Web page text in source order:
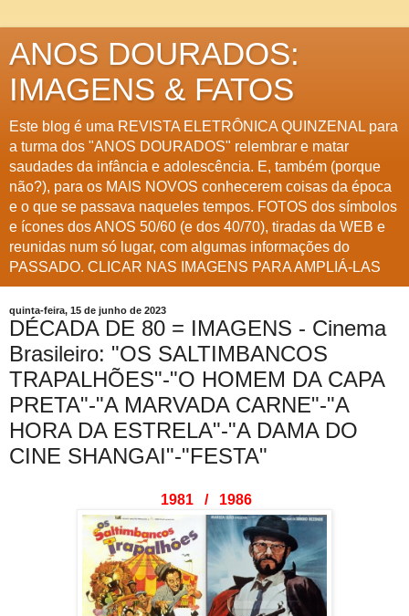
ANOS DOURADOS:
IMAGENS & FATOS
Este blog é uma REVISTA ELETRÔNICA QUINZENAL para
a turma dos "ANOS DOURADOS" relembrar e matar
saudades da infância e adolescência. E, também (porque
não?), para os MAIS NOVOS conhecerem coisas da época
e o que se passava naqueles tempos. FOTOS dos símbolos
e ícones dos ANOS 50/60 (e dos 40/70), tiradas da WEB e
reunidas num só lugar, com algumas informações do
PASSADO. CLICAR NAS IMAGENS PARA AMPLIÁ-LAS
quinta-feira, 15 de junho de 2023
DÉCADA DE 80 = IMAGENS - Cinema
Brasileiro: "OS SALTIMBANCOS
TRAPALHÕES"-"O HOMEM DA CAPA
PRETA"-"A MARVADA CARNE"-"A
HORA DA ESTRELA"-"A DAMA DO
CINE SHANGAI"-"FESTA"
1981 / 1986